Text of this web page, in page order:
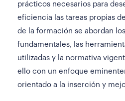
prácticos necesarios para
eficiencia las tareas propias
de la formación se abordan
fundamentales, las
utilizadas y la normativa
ello con un enfoque
orientado a la inserción y